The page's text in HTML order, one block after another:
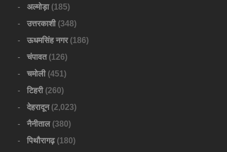
अल्मोड़ा(185)
उत्तरकाशी(348)
ऊधमसिंह नगर(186)
चंपावत(126)
चमोली(451)
टिहरी(260)
देहरादून(2,023)
नैनीताल(380)
पिथौरागढ़(180)